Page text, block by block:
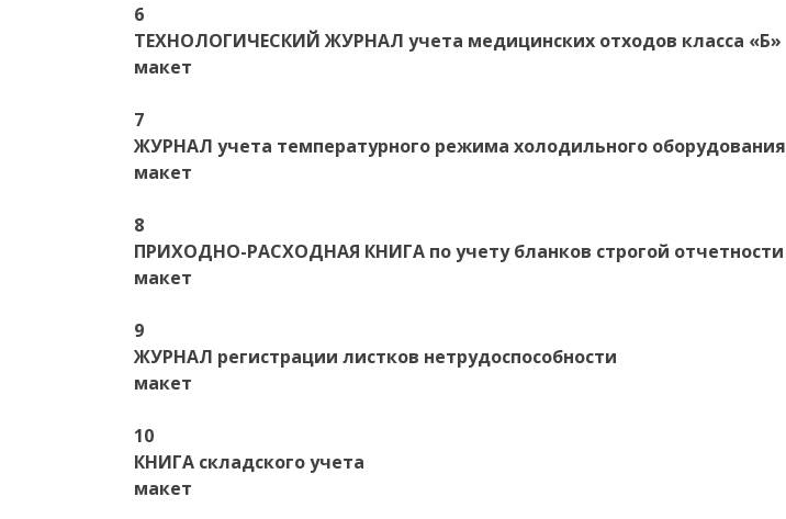
6
ТЕХНОЛОГИЧЕСКИЙ ЖУРНАЛ учета медицинских отходов класса «Б»
макет
7
ЖУРНАЛ учета температурного режима холодильного оборудования
макет
8
ПРИХОДНО-РАСХОДНАЯ КНИГА по учету бланков строгой отчетности
макет
9
ЖУРНАЛ регистрации листков нетрудоспособности
макет
10
КНИГА складского учета
макет